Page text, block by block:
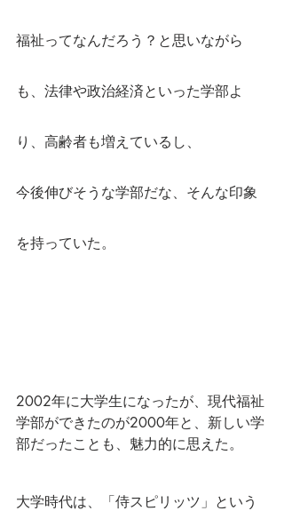
福祉ってなんだろう？と思いながら
も、法律や政治経済といった学部よ
り、高齢者も増えているし、
今後伸びそうな学部だな、そんな印象
を持っていた。
2002年に大学生になったが、現代福祉
学部ができたのが2000年と、新しい学
部だったことも、魅力的に思えた。
大学時代は、「侍スピリッツ」という